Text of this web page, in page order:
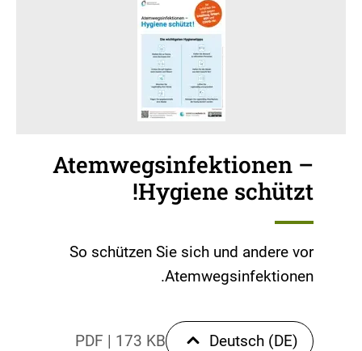
Atemwegsinfektionen –
Hygiene schützt!
So schützen Sie sich und andere vor
Atemwegsinfektionen.
Deutsch (DE)
PDF | 173 KB